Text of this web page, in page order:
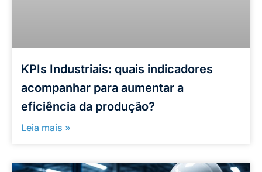
KPIs Industriais: quais indicadores
acompanhar para aumentar a
eficiência da produção?
Leia mais »